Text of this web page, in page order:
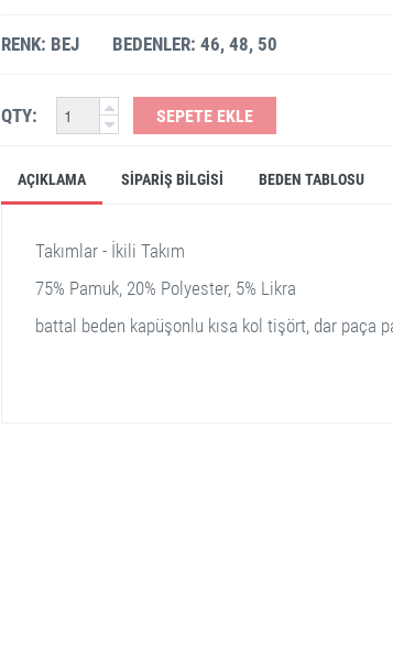
RENK: BEJ BEDENLER: 46, 48, 50
QTY: SEPETE EKLE
AÇIKLAMA SIPARIŞ BILGISI BEDEN TABLOSU
Takımlar - İkili Takım
75% Pamuk, 20% Polyester, 5% Likra
battal beden kapüşonlu kısa kol tişört, dar paça